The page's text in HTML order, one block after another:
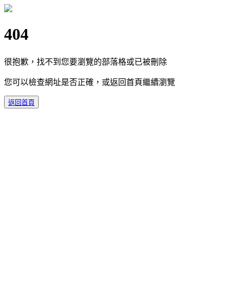
404
很抱歉，找不到您要瀏覽的部落格或已被刪除
您可以檢查網址是否正確，或返回首頁繼續瀏覽
返回首頁